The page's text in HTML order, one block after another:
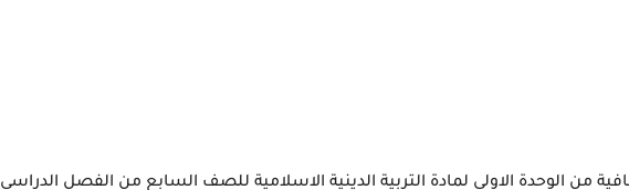
من الوحدة الاولي لمادة التربية الدينية الاسلامية للصف السابع من الفصل الدراسي